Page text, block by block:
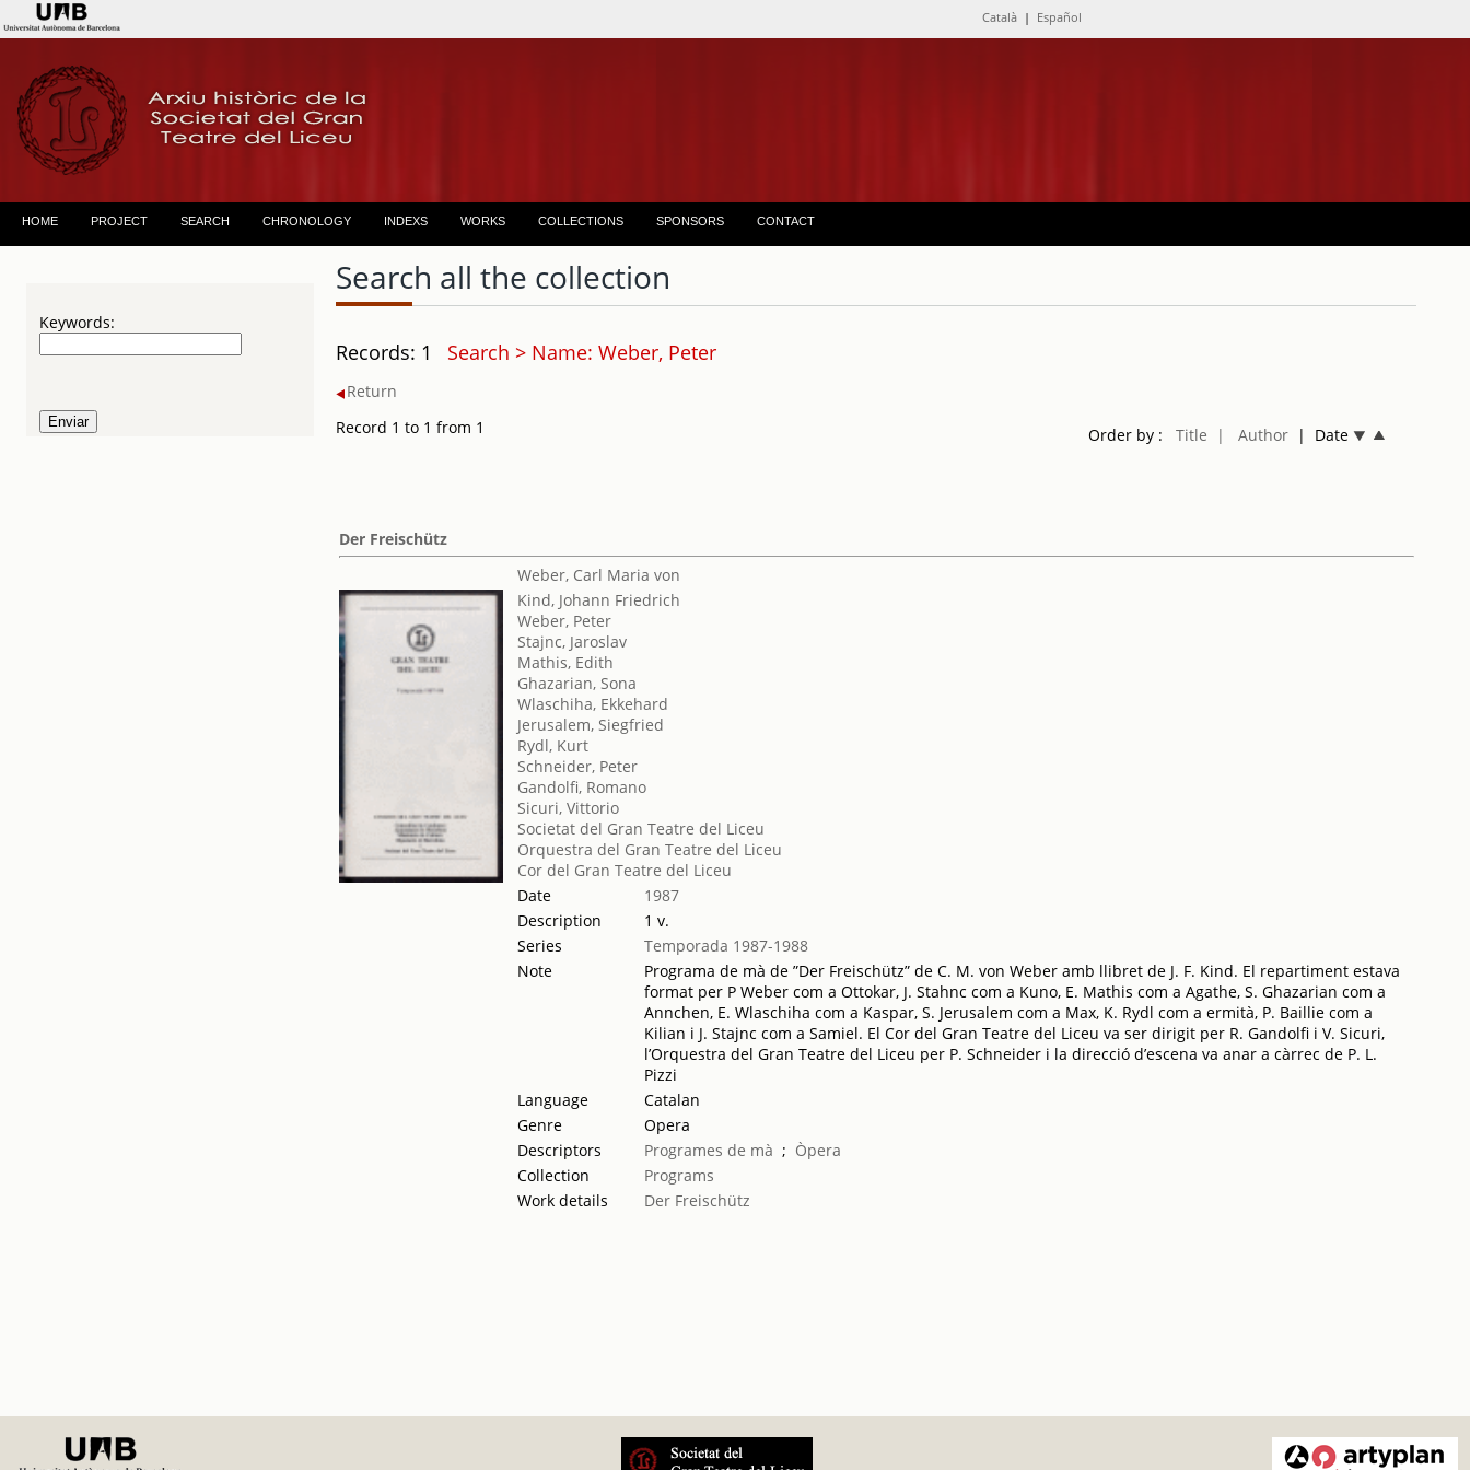
Català | Español
HOME PROJECT SEARCH CHRONOLOGY INDEXS WORKS COLLECTIONS SPONSORS CONTACT
Keywords:
Search all the collection
Records: 1 Search > Name: Weber, Peter
Return
Record 1 to 1 from 1
Order by : Title | Author| Date
Der Freischütz
Weber, Carl Maria von
Kind, Johann Friedrich
Weber, Peter
Stajnc, Jaroslav
Mathis, Edith
Ghazarian, Sona
Wlaschiha, Ekkehard
Jerusalem, Siegfried
Rydl, Kurt
Schneider, Peter
Gandolfi, Romano
Sicuri, Vittorio
Societat del Gran Teatre del Liceu
Orquestra del Gran Teatre del Liceu
Cor del Gran Teatre del Liceu
Date
1987
Description
1 v.
Series
Temporada 1987-1988
Note
Programa de mà de ”Der Freischütz” de C. M. von Weber amb llibret de J. F. Kind. El repartiment estava
format per P Weber com a Ottokar, J. Stahnc com a Kuno, E. Mathis com a Agathe, S. Ghazarian com a
Annchen, E. Wlaschiha com a Kaspar, S. Jerusalem com a Max, K. Rydl com a ermità, P. Baillie com a
Kilian i J. Stajnc com a Samiel. El Cor del Gran Teatre del Liceu va ser dirigit per R. Gandolfi i V. Sicuri,
l’Orquestra del Gran Teatre del Liceu per P. Schneider i la direcció d’escena va anar a càrrec de P. L.
Pizzi
Language
Catalan
Genre
Opera
Descriptors
Programes de mà ; Òpera
Collection
Programs
Work details
Der Freischütz